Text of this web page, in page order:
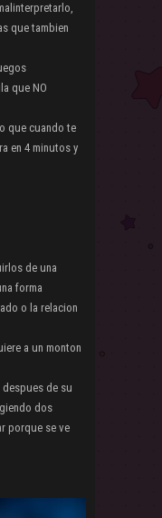
que tambien
que NO
que cuando te
en 4 minutos y
de una
forma
o la relacion
a un monton
de su
dos
porque se ve